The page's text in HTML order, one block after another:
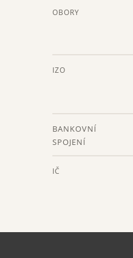
OBORY
IZO
BANKOVNÍ
SPOJENÍ
IČ